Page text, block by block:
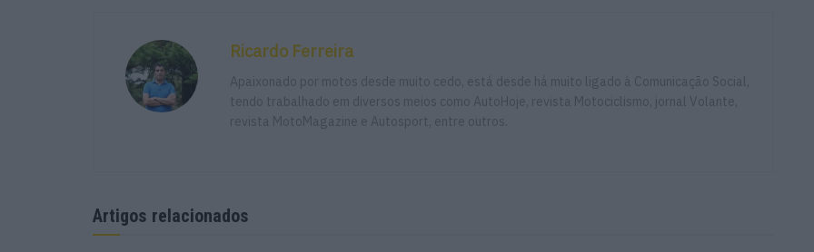
Ricardo Ferreira
Apaixonado por motos desde muito cedo, está desde há muito ligado à Comunicação Social,
tendo trabalhado em diversos meios como AutoHoje, revista Motociclismo, jornal Volante,
revista MotoMagazine e Autosport, entre outros.
Artigos relacionados